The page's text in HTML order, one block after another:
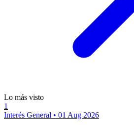
Lo más visto
1
Interés General • 01 Aug 2026